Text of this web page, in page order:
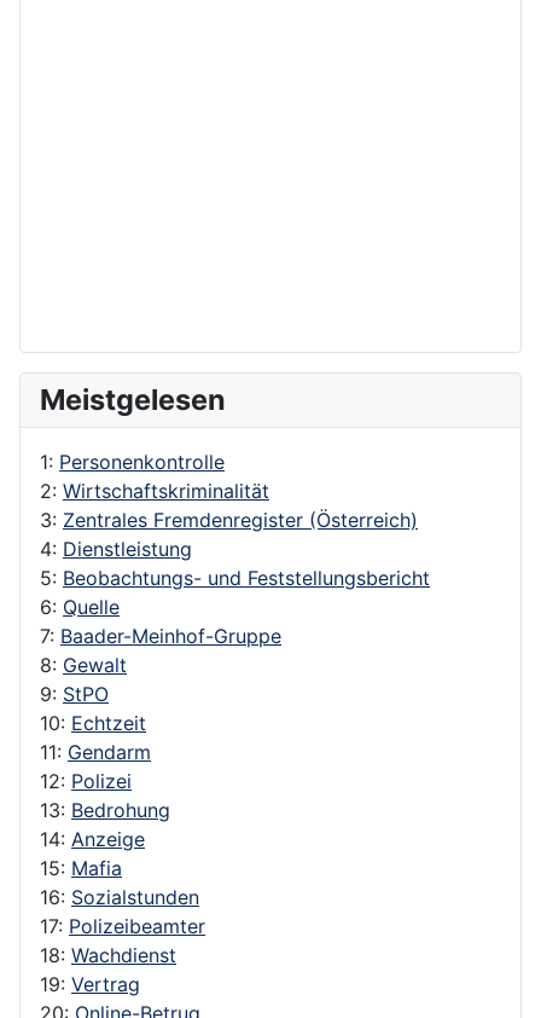
Meistgelesen
1: Personenkontrolle
2: Wirtschaftskriminalität
3: Zentrales Fremdenregister (Österreich)
4: Dienstleistung
5: Beobachtungs- und Feststellungsbericht
6: Quelle
7: Baader-Meinhof-Gruppe
8: Gewalt
9: StPO
10: Echtzeit
11: Gendarm
12: Polizei
13: Bedrohung
14: Anzeige
15: Mafia
16: Sozialstunden
17: Polizeibeamter
18: Wachdienst
19: Vertrag
20: Online-Betrug